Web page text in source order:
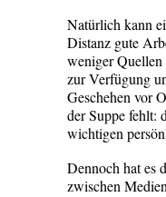
Natürlich kann
Distanz gute
weniger
zur Verfügung
Geschehen vor
der Suppe fehlt:
wichtigen
Dennoch hat es
zwischen